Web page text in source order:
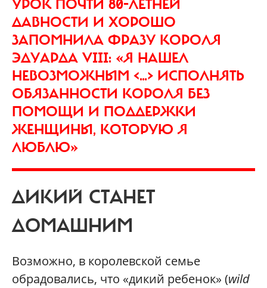
УРОК ПОЧТИ 80-ЛЕТНЕЙ
ДАВНОСТИ И ХОРОШО
ЗАПОМНИЛА ФРАЗУ КОРОЛЯ
ЭДУАРДА VIII: «Я НАШЕЛ
НЕВОЗМОЖНЫМ <…> ИСПОЛНЯТЬ
ОБЯЗАННОСТИ КОРОЛЯ БЕЗ
ПОМОЩИ И ПОДДЕРЖКИ
ЖЕНЩИНЫ, КОТОРУЮ Я
ЛЮБЛЮ»
ДИКИЙ СТАНЕТ
ДОМАШНИМ
Возможно, в королевской семье
обрадовались, что «дикий ребенок» (wild